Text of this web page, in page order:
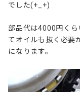
でした(+_+)
部品代は4000円くら
てオイルも抜く必要
になります。